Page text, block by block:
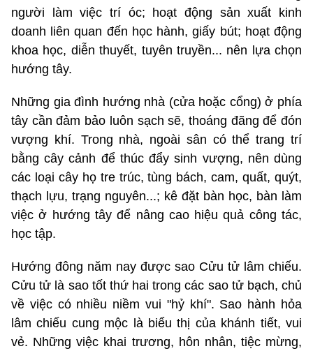
người làm việc trí óc; hoạt động sản xuất kinh
doanh liên quan đến học hành, giấy bút; hoạt động
khoa học, diễn thuyết, tuyên truyền... nên lựa chọn
hướng tây.
Những gia đình hướng nhà (cửa hoặc cổng) ở phía
tây cần đảm bảo luôn sạch sẽ, thoáng đãng để đón
vượng khí. Trong nhà, ngoài sân có thể trang trí
bằng cây cảnh để thúc đẩy sinh vượng, nên dùng
các loại cây họ tre trúc, tùng bách, cam, quất, quýt,
thạch lựu, trạng nguyên...; kê đặt bàn học, bàn làm
việc ở hướng tây để nâng cao hiệu quả công tác,
học tập.
Hướng đông năm nay được sao Cửu tử lâm chiếu.
Cửu tử là sao tốt thứ hai trong các sao tử bạch, chủ
về việc có nhiều niềm vui "hỷ khí". Sao hành hỏa
lâm chiếu cung mộc là biểu thị của khánh tiết, vui
vẻ. Những việc khai trương, hôn nhân, tiệc mừng,